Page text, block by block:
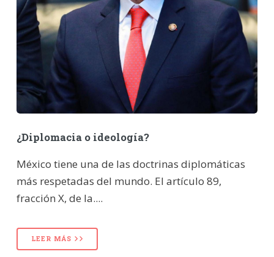
¿Diplomacia o ideología?
México tiene una de las doctrinas diplomáticas
más respetadas del mundo. El artículo 89,
fracción X, de la....
LEER MÁS